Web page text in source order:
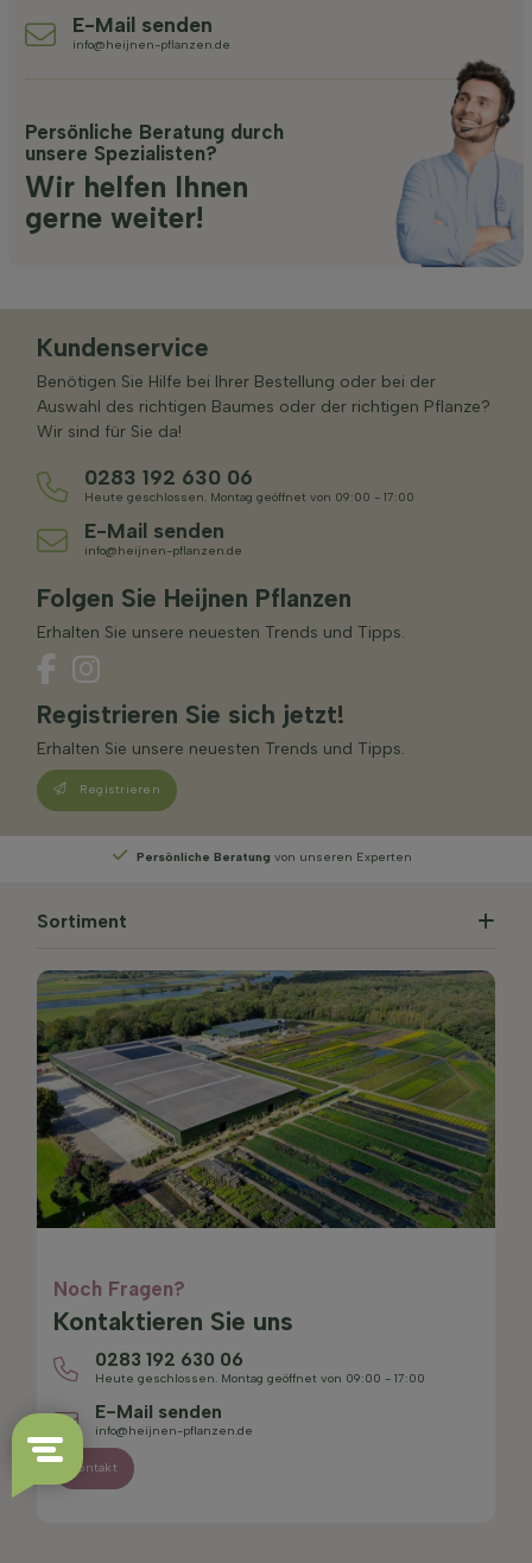
E-Mail senden
info@heijnen-pflanzen.de
Persönliche Beratung durch
unsere Spezialisten?
Wir helfen Ihnen
gerne weiter!
Kundenservice
Benötigen Sie Hilfe bei Ihrer Bestellung oder bei der
Auswahl des richtigen Baumes oder der richtigen Pflanze?
Wir sind für Sie da!
0283 192 630 06
Heute geschlossen. Montag geöffnet von 09:00 - 17:00
E-Mail senden
info@heijnen-pflanzen.de
Folgen Sie Heijnen Pflanzen
Erhalten Sie unsere neuesten Trends und Tipps.
Registrieren Sie sich jetzt!
Erhalten Sie unsere neuesten Trends und Tipps.
Registrieren
WählenSie Ihre Lieferwoche
Sortiment
Noch Fragen?
Kontaktieren Sie uns
0283 192 630 06
Heute geschlossen. Montag geöffnet von 09:00 - 17:00
E-Mail senden
info@heijnen-pflanzen.de
Kontakt